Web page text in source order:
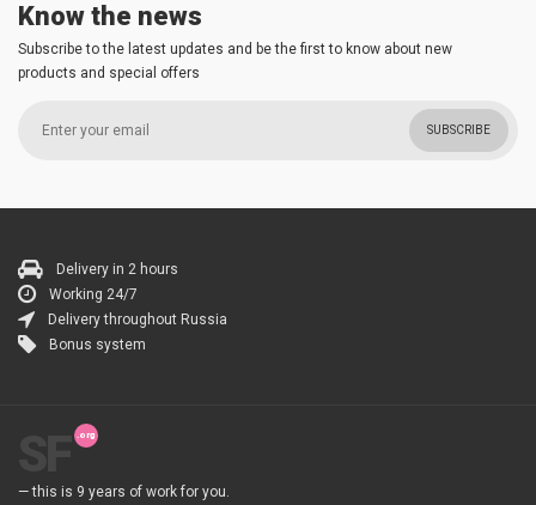
Know the news
Subscribe to the latest updates and be the first to know about new
products and special offers
SUBSCRIBE
Delivery in 2 hours
Working 24/7
Delivery throughout Russia
Bonus system
— this is 9 years of work for you.